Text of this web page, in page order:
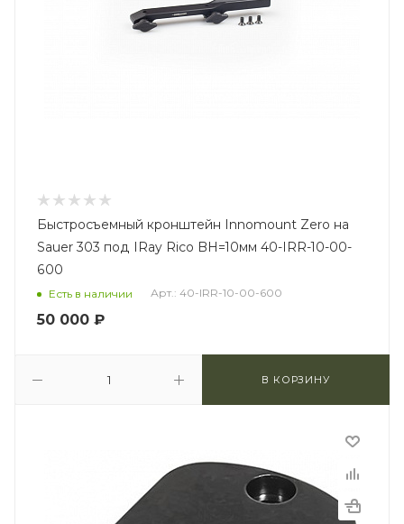
Быстросъемный кронштейн Innomount Zero на
Sauer 303 под IRay Rico BH=10мм 40-IRR-10-00-
600
Есть в наличии Арт.: 40-IRR-10-00-600
50 000 ₽
В КОРЗИНУ